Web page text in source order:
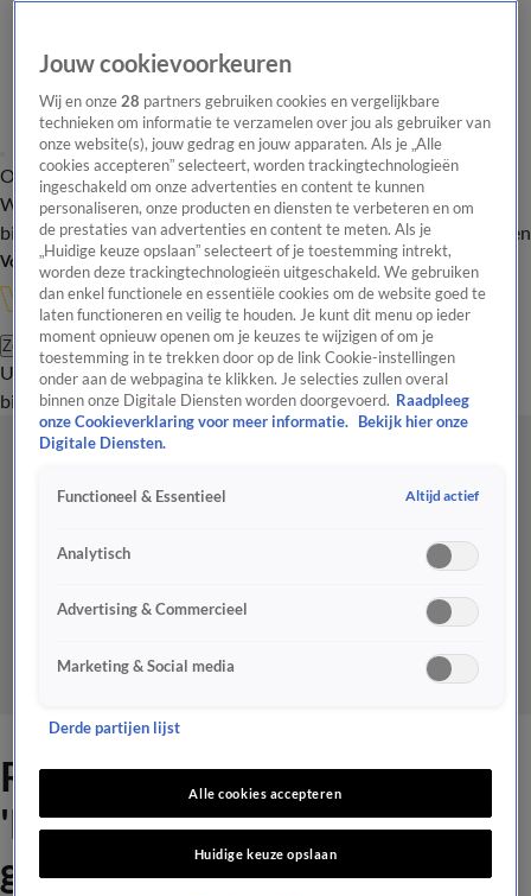
Overzicht Onze programma's Uitzendingen Onze gezichten
In de
WandelgangenInterviewsUitzending
bijwonenPodcastShopVeelgestelde vragenKijkersvraag insturen
Volg Vandaag Inside
Zoeken
UitzendingenVandaag InsideDe OranjezomerShopUitzending
bijwonen
René over Francesco Farioli:
'Dat Italiaantje doet het
gewoon goed bij Ajax!'
Jouw cookievoorkeuren
Wij en onze28 partners gebruiken cookies en vergelijkbare
technieken om informatie te verzamelen over jou als gebruiker van
onze website(s), jouw gedrag en jouw apparaten. Als je „Alle
cookies accepteren” selecteert, worden trackingtechnologieën
ingeschakeld om onze advertenties en content te kunnen
personaliseren, onze producten en diensten te verbeteren en om
de prestaties van advertenties en content te meten. Als je
„Huidige keuze opslaan” selecteert of je toestemming intrekt,
worden deze trackingtechnologieën uitgeschakeld. We gebruiken
dan enkel functionele en essentiële cookies om de website goed te
laten functioneren en veilig te houden. Je kunt dit menu op ieder
moment opnieuw openen om je keuzes te wijzigen of om je
toestemming in te trekken door op de link Cookie-instellingen
onder aan de webpagina te klikken. Je selecties zullen overal
binnen onze Digitale Diensten worden doorgevoerd. Raadpleeg
onze Cookieverklaring voor meer informatie.
Bekijk hier onze
Digitale Diensten.
Functioneel & Essentieel Altijd actief
Analytisch
Advertising & Commercieel
Marketing & Social media
Derde partijen lijst
Alle cookies accepteren
Huidige keuze opslaan